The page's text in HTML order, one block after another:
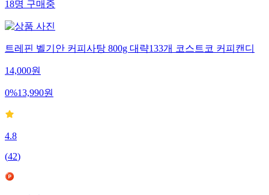
18명구매중
트레핀 벨기안 커피사탕 800g 대략133개 코스트코 커피캔디
14,000원
0%13,990원
4.8
(42)